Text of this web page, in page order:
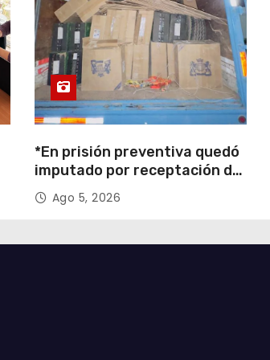
*En prisión preventiva quedó
imputado por receptación de
cigarrillos avaluados en
$1.600 millones*
Ago 5, 2026